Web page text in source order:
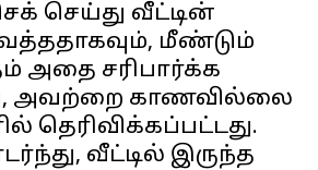
செய்து வீட்டின்
மீண்டும்
அதை சரிபார்க்க
அவற்றை காணவில்லை
தெரிவிக்கப்பட்டது.
வீட்டில் இருந்த